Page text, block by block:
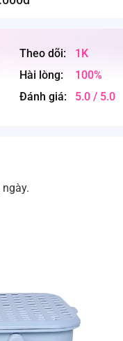
Theo dõi:
1K
Hài lòng:
100%
Đánh giá:
5.0 / 5.0